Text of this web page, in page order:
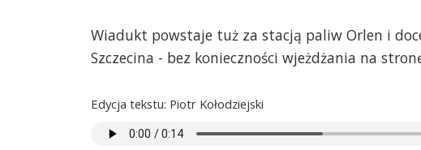
Wiadukt powstaje tuż za stacją paliw Orlen i
Szczecina - bez konieczności wjeżdżania na
Edycja tekstu: Piotr Kołodziejski